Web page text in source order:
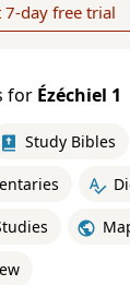
7-day free trial
for Ézéchiel 1
Study Bibles